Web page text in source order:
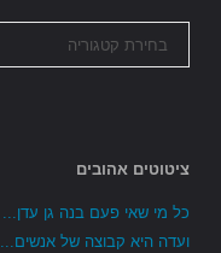
הקטגוריות
ציטוטים אהובים
כל מי שאי פעם בנה גן עדן...
ועדה היא קבוצה של אנשים...